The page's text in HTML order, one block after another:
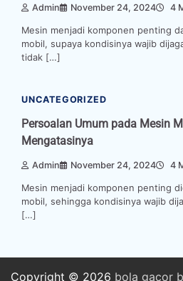
Admin November 24, 2024 4
Mesin menjadi komponen penting
mobil, supaya kondisinya wajib
tidak […]
UNCATEGORIZED
Persoalan Umum pada Mesin
Mengatasinya
Admin November 24, 2024 4
Mesin menjadi komponen penting
mobil, sehingga kondisinya wajib
[…]
Copyright © 2026 bola gacor